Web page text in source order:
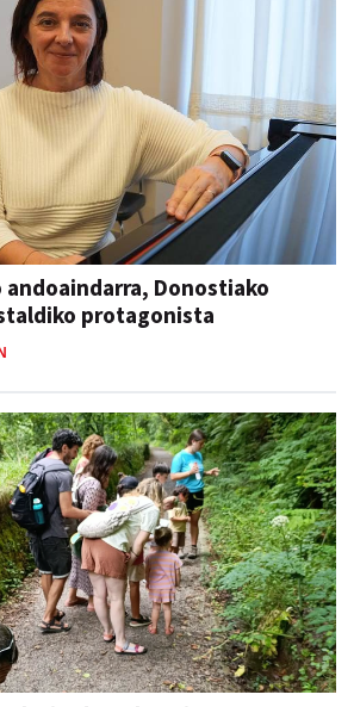
Donostiako
protagonista